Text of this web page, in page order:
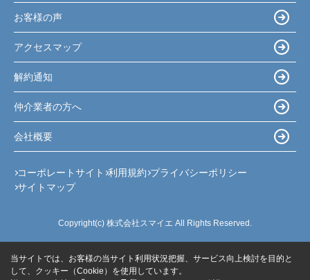
お客様の声
アクセスマップ
解約通知
仲介業者の方へ
会社概要
コーポレートサイト 利用規約 プライバシーポリシー
サイトマップ
Copyright(c) 株式会社スマイエ All Rights Reserved.
当サイトでは、お客様の当サイト利用状況把握、サービス向上検討を目的と
して、クッキー（Cookie）を使用しています。